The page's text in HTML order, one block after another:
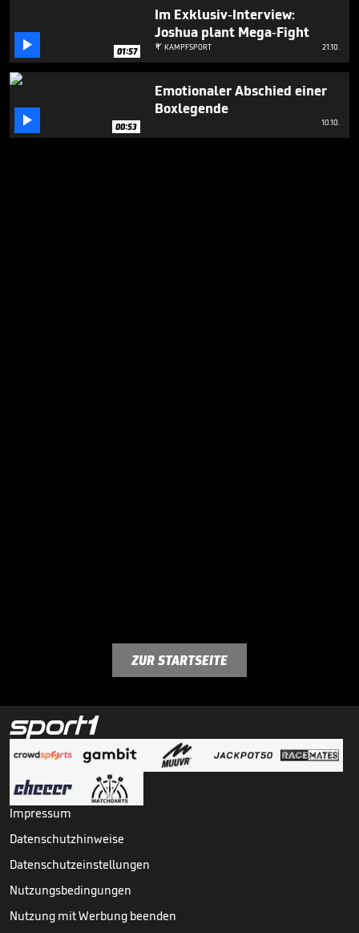
 01:57
Im Exklusiv-Interview:
Joshua plant Mega-Fight
 KAMPFSPORT 21.10.
 00:53
Emotionaler Abschied einer
Boxlegende
10.10.
ZUR STARTSEITE
Impressum
Datenschutzhinweise
Datenschutzeinstellungen
Nutzungsbedingungen
Nutzung mit Werbung beenden